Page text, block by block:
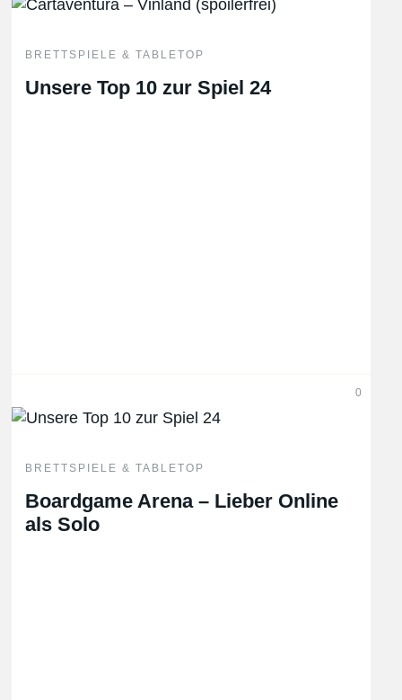
BRETTSPIELE & TABLETOP
Unsere Top 10 zur Spiel 24
0
BRETTSPIELE & TABLETOP
Boardgame Arena – Lieber Online
als Solo